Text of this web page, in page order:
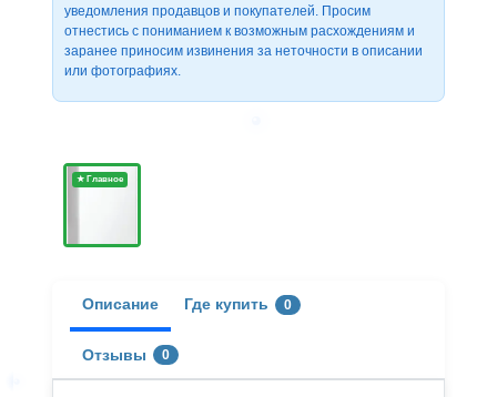
уведомления продавцов и покупателей. Просим
отнестись с пониманием к возможным расхождениям и
заранее приносим извинения за неточности в описании
или фотографиях.
★ Главное
Описание Где купить 0
Отзывы 0